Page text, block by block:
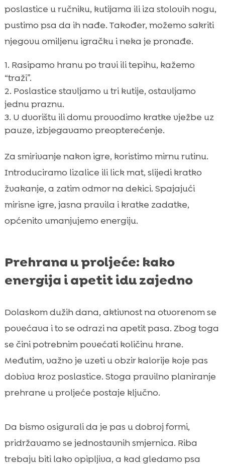
poslastice u ručniku, kutijama ili iza stolovih nogu,
pustimo psa da ih nađe. Također, možemo sakriti
njegovu omiljenu igračku i neka je pronađe.
Rasipamo hranu po travi ili tepihu, kažemo
“traži”.
Poslastice stavljamo u tri kutije, ostavljamo
jednu praznu.
U dvorištu ili domu provodimo kratke vježbe uz
pauze, izbjegavamo preopterećenje.
Za smirivanje nakon igre, koristimo mirnu rutinu.
Introduciramo lizalice ili lick mat, slijedi kratko
žvakanje, a zatim odmor na dekici. Spajajući
mirisne igre, jasna pravila i kratke zadatke,
općenito umanjujemo energiju.
Prehrana u proljeće: kako
energija i apetit idu zajedno
Dolaskom dužih dana, aktivnost na otvorenom se
povećava i to se odrazi na apetit pasa. Zbog toga
se čini potrebnim povećati količinu hrane.
Međutim, važno je uzeti u obzir kalorije koje pas
dobiva kroz poslastice. Stoga pravilno planiranje
prehrane u proljeće postaje ključno.
Da bismo osigurali da je pas u dobroj formi,
pridržavamo se jednostavnih smjernica. Riba
trebaju biti lako opipljiva, a kad gledamo psa